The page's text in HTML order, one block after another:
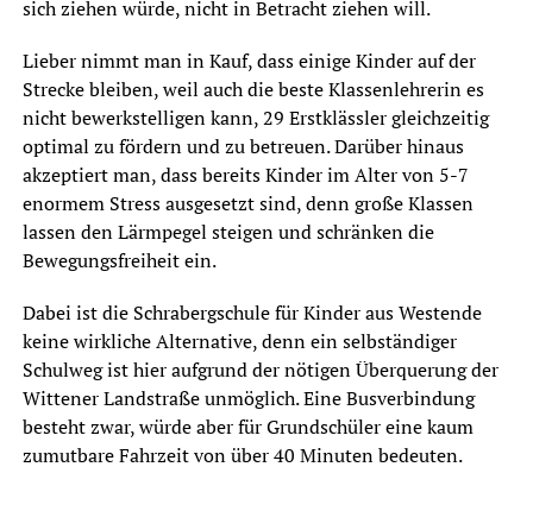
sich ziehen würde, nicht in Betracht ziehen will.
Lieber nimmt man in Kauf, dass einige Kinder auf der
Strecke bleiben, weil auch die beste Klassenlehrerin es
nicht bewerkstelligen kann, 29 Erstklässler gleichzeitig
optimal zu fördern und zu betreuen. Darüber hinaus
akzeptiert man, dass bereits Kinder im Alter von 5-7
enormem Stress ausgesetzt sind, denn große Klassen
lassen den Lärmpegel steigen und schränken die
Bewegungsfreiheit ein.
Dabei ist die Schrabergschule für Kinder aus Westende
keine wirkliche Alternative, denn ein selbständiger
Schulweg ist hier aufgrund der nötigen Überquerung der
Wittener Landstraße unmöglich. Eine Busverbindung
besteht zwar, würde aber für Grundschüler eine kaum
zumutbare Fahrzeit von über 40 Minuten bedeuten.